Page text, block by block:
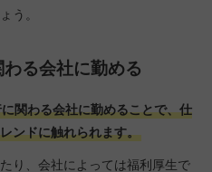
う。
る会社に勤める
関わる会社に勤めることで、仕
ンドに触れられます。
り、会社によっては福利厚生で